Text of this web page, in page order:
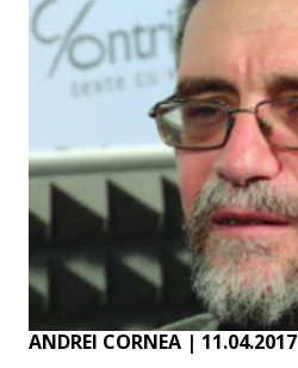
ANDREI CORNEA | 11.04.2017